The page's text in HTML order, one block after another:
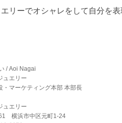
リーでオシャレをして自分を
/ Aoi Nagai
ュエリー
・マーケティング本部 本部長
ュエリー
横浜市中区元町1-24